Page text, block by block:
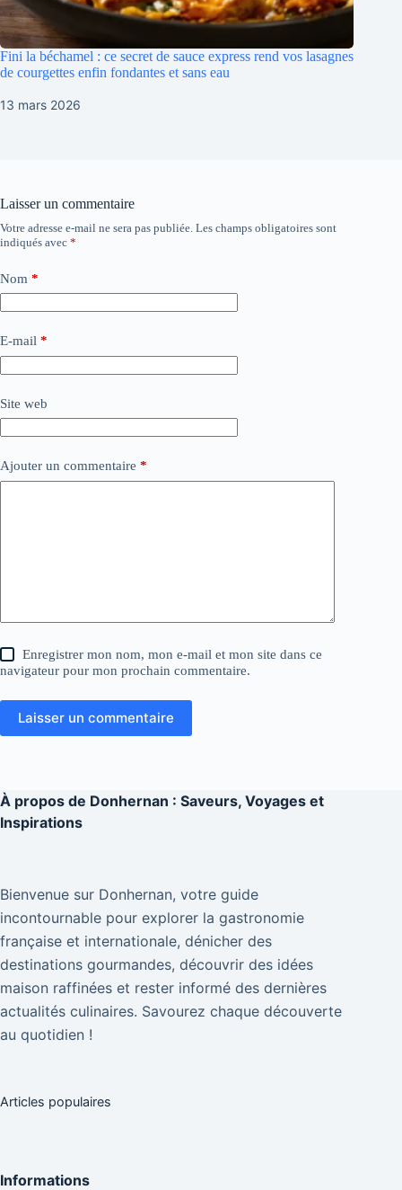
Fini la béchamel : ce secret de sauce express rend vos lasagnes
de courgettes enfin fondantes et sans eau
13 mars 2026
Laisser un commentaire
Votre adresse e-mail ne sera pas publiée. Les champs obligatoires sont
indiqués avec *
Nom *
E-mail *
Site web
Ajouter un commentaire *
Enregistrer mon nom, mon e-mail et mon site dans ce
navigateur pour mon prochain commentaire.
Laisser un commentaire
À propos de Donhernan : Saveurs, Voyages et
Inspirations
Bienvenue sur Donhernan, votre guide
incontournable pour explorer la gastronomie
française et internationale, dénicher des
destinations gourmandes, découvrir des idées
maison raffinées et rester informé des dernières
actualités culinaires. Savourez chaque découverte
au quotidien !
Articles populaires
Informations